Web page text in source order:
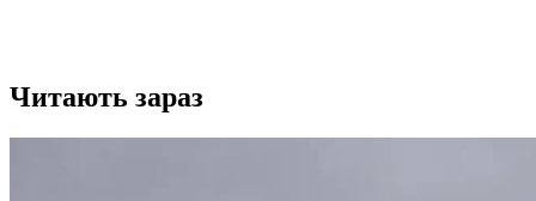
Читають зараз